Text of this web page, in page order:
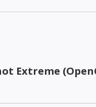
Extreme